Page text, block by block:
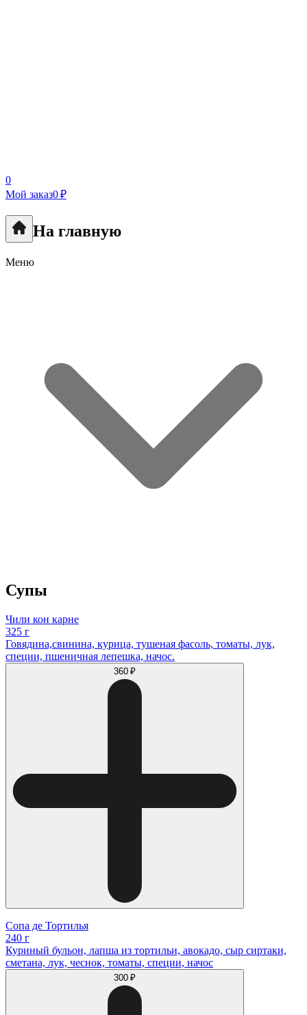
0
Мой заказ0 ₽
На главную
Меню
Супы
Чили кон карне
325 г
Говядина,свинина, курица, тушеная фасоль, томаты, лук,
специи, пшеничная лепешка, начос.
360 ₽
Сопа де Тортилья
240 г
Куриный бульон, лапша из тортильи, авокадо, сыр сиртаки,
сметана, лук, чеснок, томаты, специи, начос
300 ₽